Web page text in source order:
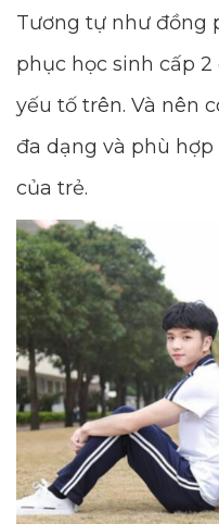
Tương tự như đồng
phục học sinh cấp
yếu tố trên. Và nên
đa dạng và phù
của trẻ.